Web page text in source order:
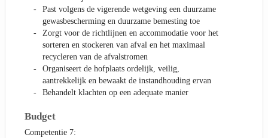
Past volgens de vigerende wetgeving een duurzame
gewasbescherming en duurzame bemesting toe
Zorgt voor de richtlijnen en accommodatie voor het
sorteren en stockeren van afval en het maximaal
recycleren van de afvalstromen
Organiseert de hofplaats ordelijk, veilig,
aantrekkelijk en bewaakt de instandhouding ervan
Behandelt klachten op een adequate manier
Budget
Competentie 7: